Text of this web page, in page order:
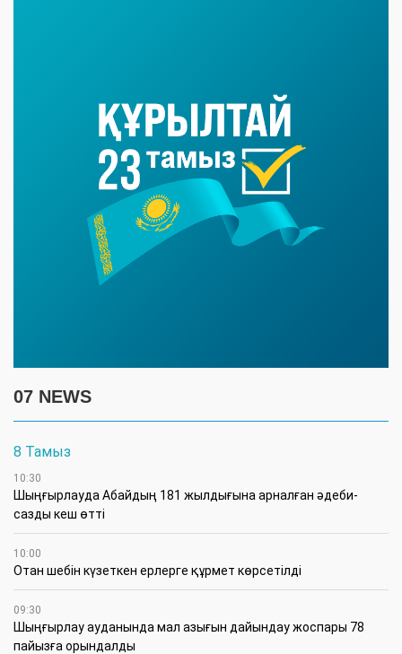
07 NEWS
8 Тамыз
10:30
Шыңғырлауда Абайдың 181 жылдығына арналған әдеби-
сазды кеш өтті
10:00
Отан шебін күзеткен ерлерге құрмет көрсетілді
09:30
​Шыңғырлау ауданында мал азығын дайындау жоспары 78
пайызға орындалды